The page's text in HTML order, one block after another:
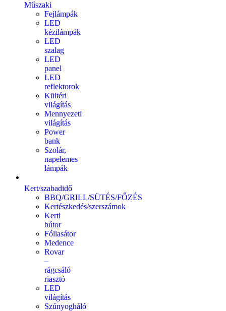
Műszaki
Fejlámpák
LED
kézilámpák
LED
szalag
LED
panel
LED
reflektorok
Kültéri
világítás
Mennyezeti
világítás
Power
bank
Szolár,
napelemes
lámpák
Kert/szabadidő
BBQ/GRILL/SÜTÉS/FŐZÉS
Kertészkedés/szerszámok
Kerti
bútor
Fóliasátor
Medence
Rovar
–
rágcsáló
riasztó
LED
világítás
Szúnyogháló